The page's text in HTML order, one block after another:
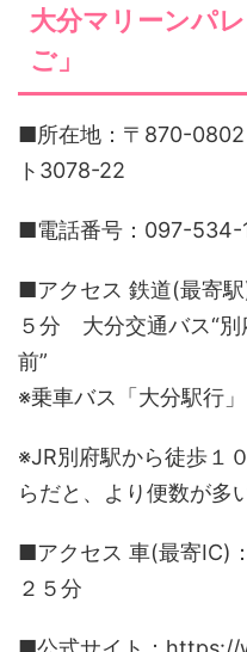
大分マリーンパ
ご」
■所在地：〒870-0802
ト3078-22
■電話番号：097-534-
■アクセス 鉄道(最寄
５分 大分交通バス“別
前”
※乗車バス「大分駅行」
※JR別府駅から徒歩１
らだと、より便数が多
■アクセス 車(最寄IC)
２５分